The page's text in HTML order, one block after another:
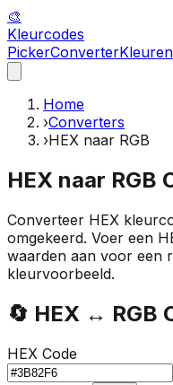
🎨
Kleurcodes
PickerConverterKleuren
Home
›Converters
›HEX naar RGB
HEX naar RGB
Converteer HEX
omgekeerd. Voer een
waarden aan voor een
kleurvoorbeeld.
🔄 HEX ↔ RGB
HEX Code